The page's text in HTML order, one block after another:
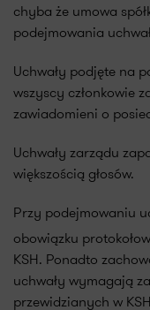
chyba że umowa
podejmowania
Uchwały podjęte na
wszyscy członkowie
zawiadomieni o
Uchwały zarządu
większością głosów.
Przy podejmowaniu
obowiązku
KSH. Ponadto
uchwały wymagają
przewidzianych w